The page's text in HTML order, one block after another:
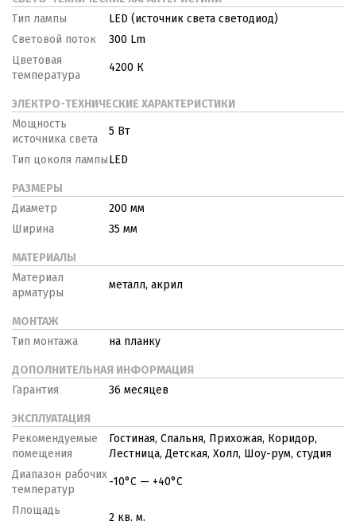
Тип лампы
LED (источник света светодиод)
Световой поток
300 Lm
Цветовая
температура
4200 К
ЭЛЕКТРО-ТЕХНИЧЕСКИЕ ХАРАКТЕРИСТИКИ
Мощность
источника света
5 Вт
Тип цоколя лампыLED
РАЗМЕРЫ
Диаметр
200 мм
Ширина
35 мм
МАТЕРИАЛЫ
Материал
арматуры
металл, акрил
МОНТАЖ
Тип монтажа
на планку
ДОПОЛНИТЕЛЬНАЯ ИНФОРМАЦИЯ
Гарантия
36 месяцев
ЭКСПЛУАТАЦИЯ
Рекомендуемые
помещения
Гостиная, Спальня, Прихожая, Коридор,
Лестница, Детская, Холл, Шоу-рум, студия
Диапазон рабочих
температур
-10°C — +40°C
Площадь
2 кв. м.